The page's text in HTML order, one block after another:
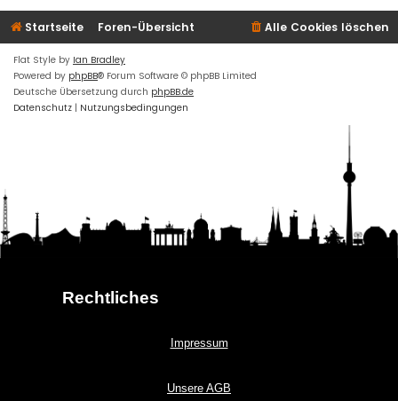
Startseite Foren-Übersicht Alle Cookies löschen
Flat Style by Ian Bradley
Powered by phpBB® Forum Software © phpBB Limited
Deutsche Übersetzung durch phpBB.de
Datenschutz | Nutzungsbedingungen
Rechtliches
Impressum
Unsere AGB